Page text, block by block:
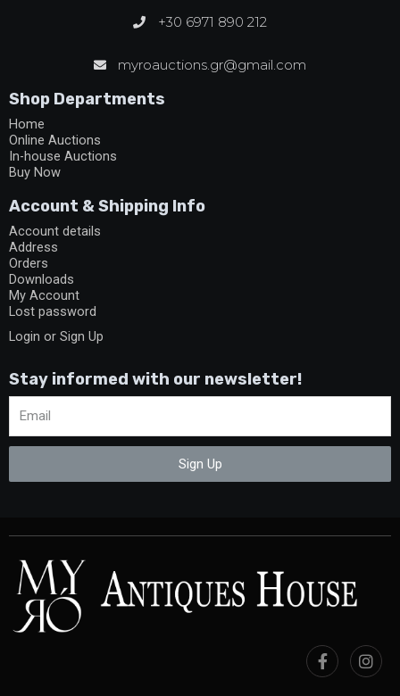
+30 6971 890 212
myroauctions.gr@gmail.com
Shop Departments
Home
Online Auctions
In-house Auctions
Buy Now
Account & Shipping Info
Account details
Address
Orders
Downloads
My Account
Lost password
Login or Sign Up
Stay informed with our newsletter!
Sign Up